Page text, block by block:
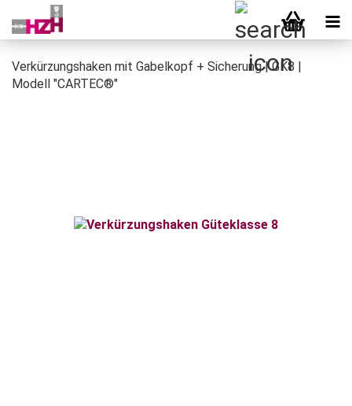
Verkürzungshaken mit Gabelkopf + Sicherung | GK8 |
Modell "CARTEC®"